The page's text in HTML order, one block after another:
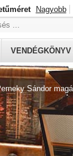
Sándor
VENDÉGKÖNYV
Nagyobb